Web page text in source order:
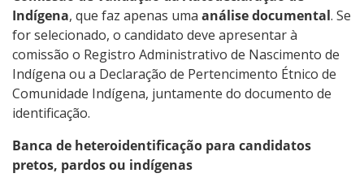
Indígena, que faz apenas uma análise documental. Se
for selecionado, o candidato deve apresentar à
comissão o Registro Administrativo de Nascimento de
Indígena ou a Declaração de Pertencimento Étnico de
Comunidade Indígena, juntamente do documento de
identificação.
Banca de heteroidentificação para candidatos
pretos, pardos ou indígenas